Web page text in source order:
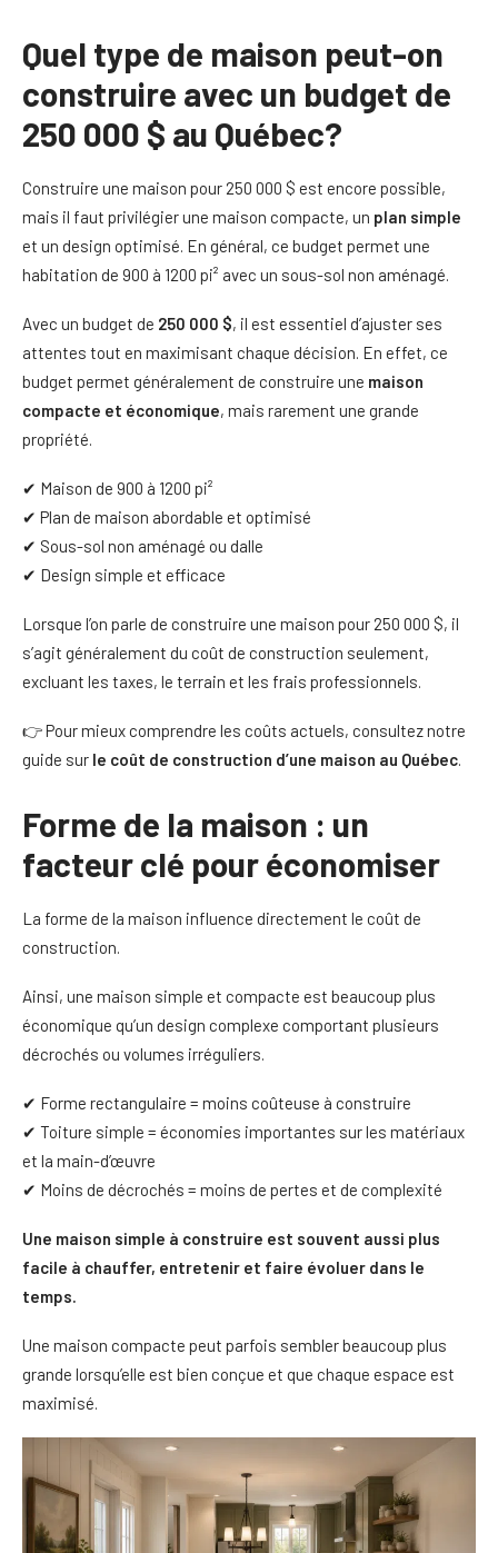
Quel type de maison peut-on
construire avec un budget de
250 000 $ au Québec?
Construire une maison pour 250 000 $ est encore possible,
mais il faut privilégier une maison compacte, un plan simple
et un design optimisé. En général, ce budget permet une
habitation de 900 à 1200 pi² avec un sous-sol non aménagé.
Avec un budget de 250 000 $, il est essentiel d’ajuster ses
attentes tout en maximisant chaque décision. En effet, ce
budget permet généralement de construire une maison
compacte et économique, mais rarement une grande
propriété.
✔ Maison de 900 à 1200 pi²
✔ Plan de maison abordable et optimisé
✔ Sous-sol non aménagé ou dalle
✔ Design simple et efficace
Lorsque l’on parle de construire une maison pour 250 000 $, il
s’agit généralement du coût de construction seulement,
excluant les taxes, le terrain et les frais professionnels.
👉 Pour mieux comprendre les coûts actuels, consultez notre
guide sur le coût de construction d’une maison au Québec.
Forme de la maison : un
facteur clé pour économiser
La forme de la maison influence directement le coût de
construction.
Ainsi, une maison simple et compacte est beaucoup plus
économique qu’un design complexe comportant plusieurs
décrochés ou volumes irréguliers.
✔ Forme rectangulaire = moins coûteuse à construire
✔ Toiture simple = économies importantes sur les matériaux
et la main-d’œuvre
✔ Moins de décrochés = moins de pertes et de complexité
Une maison simple à construire est souvent aussi plus
facile à chauffer, entretenir et faire évoluer dans le
temps.
Une maison compacte peut parfois sembler beaucoup plus
grande lorsqu’elle est bien conçue et que chaque espace est
maximisé.